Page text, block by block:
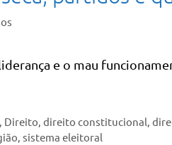
e o mau
, Direito,direito constitucional,
, sistema eleitoral